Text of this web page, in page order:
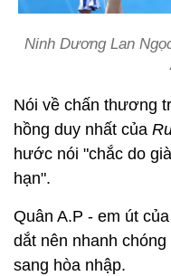
Ninh Dương Lan
Nói về chấn thương
hồng duy nhất của
hước nói "chắc do
hạn".
Quân A.P - em út
dắt nên nhanh
sang hòa nhập.